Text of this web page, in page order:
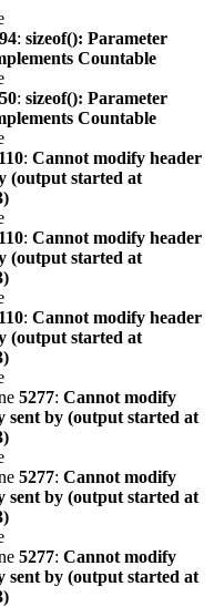
: sizeof(): Parameter
Countable
: sizeof(): Parameter
Countable
: Cannot modify header
(output started at
: Cannot modify header
(output started at
: Cannot modify header
(output started at
5277: Cannot modify
sent by (output started at
5277: Cannot modify
sent by (output started at
5277: Cannot modify
sent by (output started at